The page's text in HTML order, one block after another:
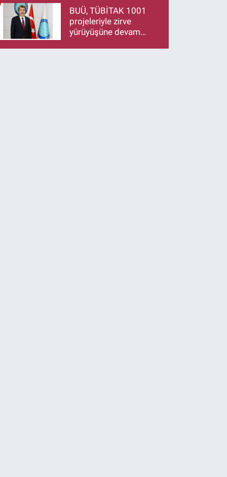
makamlarınızı da
bırakın
BUÜ, TÜBİTAK 1001
projeleriyle zirve
yürüyüşüne devam